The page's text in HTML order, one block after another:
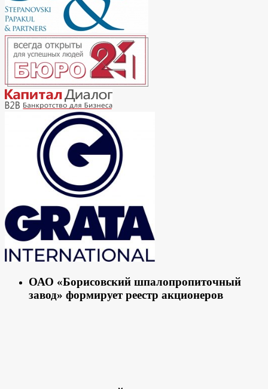
ОАО «Борисовский шпалопропиточный
завод» формирует реестр акционеров